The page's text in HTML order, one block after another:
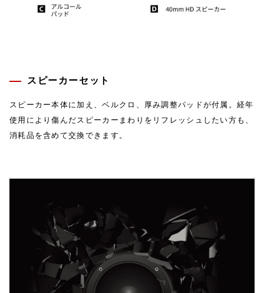
スピーカーセット
スピーカー本体に加え、ベルクロ、厚み調整パッドが付属。経年
使用により傷んだスピーカーまわりをリフレッシュしたい方も、
消耗品を含めて交換できます。